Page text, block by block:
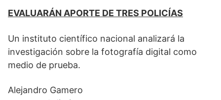
EVALUARÁN APORTE DE TRES POLICÍAS
Un instituto científico nacional analizará la
investigación sobre la fotografía digital como
medio de prueba.
Alejandro Gamero